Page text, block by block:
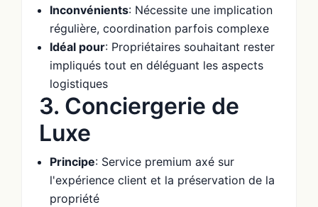
Inconvénients: Nécessite une implication
régulière, coordination parfois complexe
Idéal pour: Propriétaires souhaitant rester
impliqués tout en déléguant les aspects
logistiques
3. Conciergerie de
Luxe
Principe: Service premium axé sur
l'expérience client et la préservation de la
propriété